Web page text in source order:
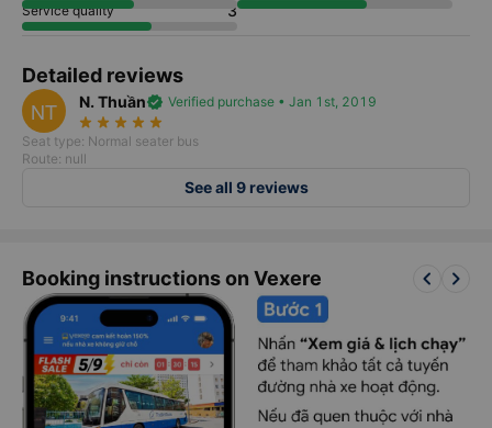
Service quality 3
Detailed reviews
NT N. Thuầnverified Verified purchase • Jan 1st, 2019
star_rate star_rate star_rate star_rate star_rate
Seat type: Normal seater bus
Route: null
See all 9 reviews
Booking instructions on Vexere keyboard_arrow_left keyboard_arrow_right